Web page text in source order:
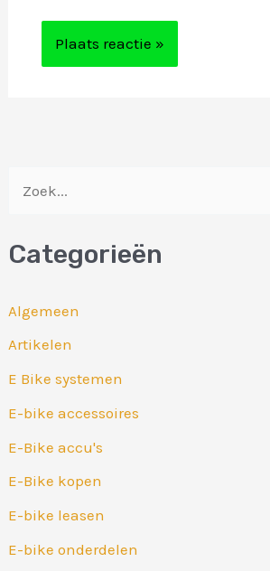
e
n
a
a
r
:
Categorieën
Algemeen
Artikelen
E Bike systemen
E-bike accessoires
E-Bike accu's
E-Bike kopen
E-bike leasen
E-bike onderdelen